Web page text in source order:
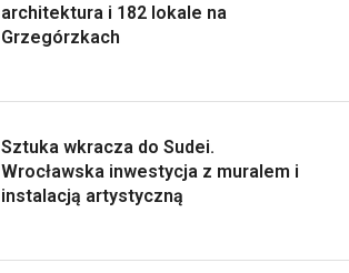
architektura i 182 lokale na
Grzegórzkach
Sztuka wkracza do Sudei.
Wrocławska inwestycja z muralem i
instalacją artystyczną